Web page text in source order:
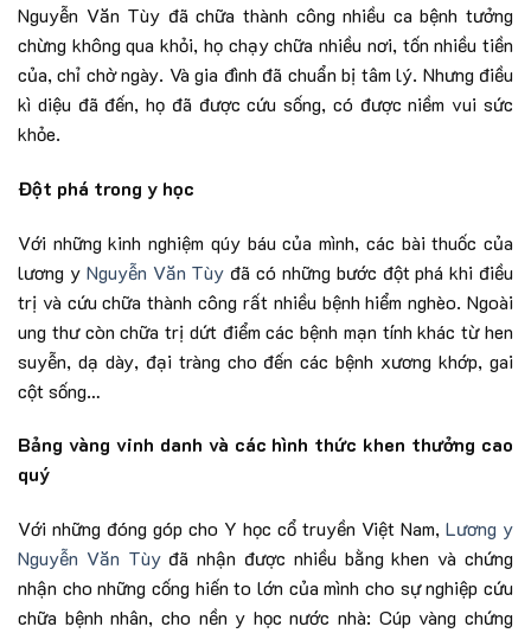
Nguyễn Văn Tùy đã chữa thành công nhiều ca bệnh tưởng
chừng không qua khỏi, họ chạy chữa nhiều nơi, tốn nhiều tiền
của, chỉ chờ ngày. Và gia đình đã chuẩn bị tâm lý. Nhưng điều
kì diệu đã đến, họ đã được cứu sống, có được niềm vui sức
khỏe.
Đột phá trong y học
Với những kinh nghiệm qúy báu của mình, các bài thuốc của
lương yNguyễn Văn Tùy đã có những bước đột phá khi điều
trị và cứu chữa thành công rất nhiều bệnh hiểm nghèo. Ngoài
ung thư còn chữa trị dứt điểm các bệnh mạn tính khác từ hen
suyễn, dạ dày, đại tràng cho đến các bệnh xương khớp, gai
cột sống…
Bảng vàng vinh danh và các hình thức khen thưởng cao
quý
Với những đóng góp cho Y học cổ truyền Việt Nam, Lương y
Nguyễn Văn Tùyđã nhận được nhiều bằng khen và chứng
nhận cho những cống hiến to lớn của mình cho sự nghiệp cứu
chữa bệnh nhân, cho nền y học nước nhà: Cúp vàng chứng